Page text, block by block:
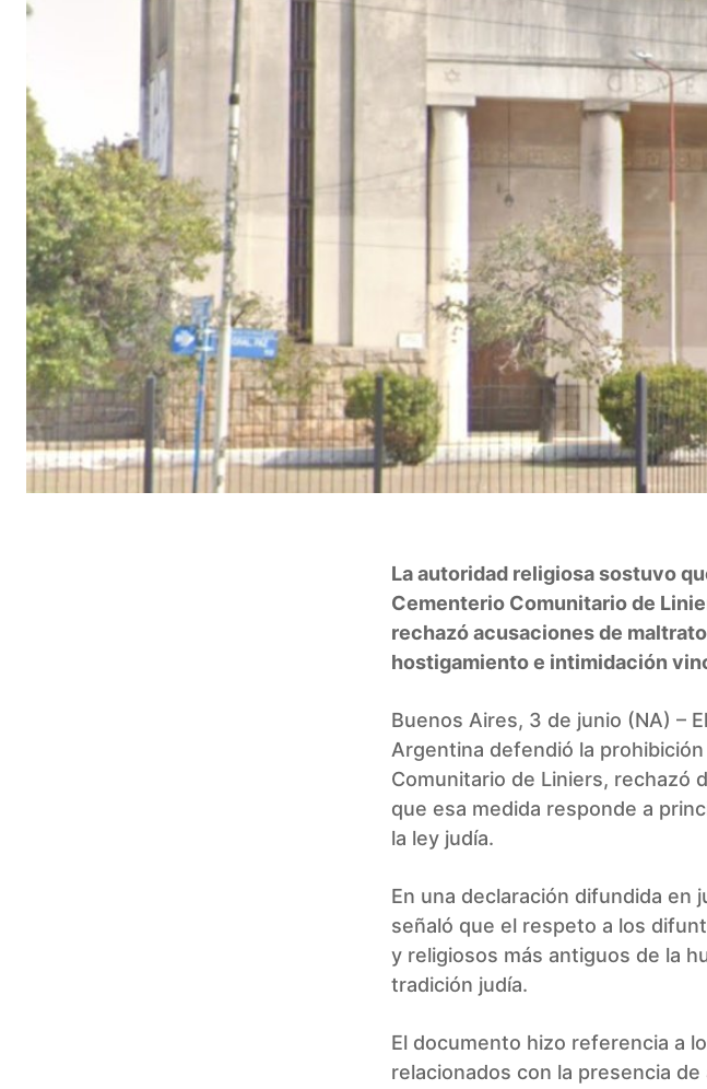
La autoridad religiosa sostuvo
Cementerio Comunitario de
rechazó acusaciones de
hostigamiento e intimidación
Buenos Aires, 3 de junio (NA) –
Argentina defendió la
Comunitario de Liniers, rechazó
que esa medida responde a
la ley judía.
En una declaración difundida en
señaló que el respeto a los
y religiosos más antiguos de la
tradición judía.
El documento hizo referencia a
relacionados con la presencia